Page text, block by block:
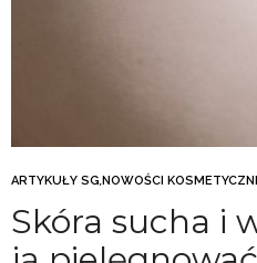
ARTYKUŁY SG,NOWOŚCI
Skóra sucha i